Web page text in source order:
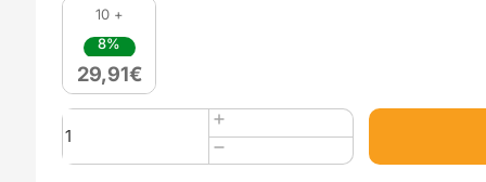
10 +
8%
29,91€
Quantidade
de
TPE